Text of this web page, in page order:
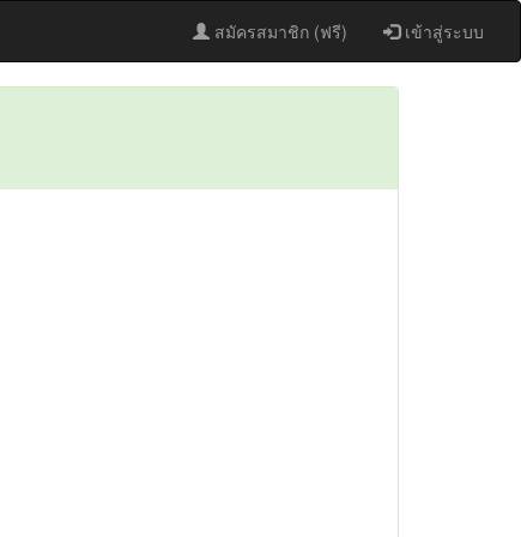
สมัครสมาชิก (ฟรี) เข้าสู่ระบบ